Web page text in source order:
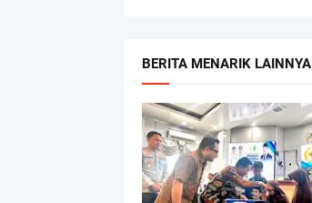
BERITA MENARIK LAINNYA